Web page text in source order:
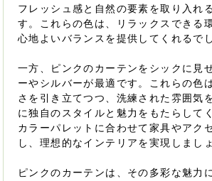
フレッシュ感と自然の要素を取り入れ
す。これらの色は、リラックスできる
心地よいバランスを提供してくれるで
一方、ピンクのカーテンをシックに見
ーやシルバーが最適です。これらの色
さを引き立てつつ、洗練された雰囲気
に独自のスタイルと魅力をもたらして
カラーパレットに合わせて家具やアク
し、理想的なインテリアを実現しまし
ピンクのカーテンは、その多彩な魅力